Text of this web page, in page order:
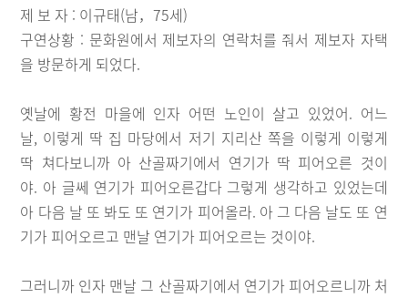
제 보 자 : 이규태(남，75세)
구연상황 : 문화원에서 제보자의 연락처를 줘서 제보자 자택
을 방문하게 되었다.
옛날에 황전 마을에 인자 어떤 노인이 살고 있었어. 어느
날, 이렇게 딱 집 마당에서 저기 지리산 쪽을 이렇게 이렇게
딱 쳐다보니까 아 산골짜기에서 연기가 딱 피어오른 것이
야. 아 글쎄 연기가 피어오른갑다 그렇게 생각하고 있었는데
아 다음 날 또 봐도 또 연기가 피어올라. 아 그 다음 날도 또 연
기가 피어오르고 맨날 연기가 피어오르는 것이야.
그러니까 인자 맨날 그 산골짜기에서 연기가 피어오르니까 처